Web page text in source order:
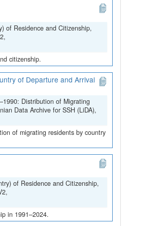
of Residence and Citizenship,
citizenship.
of Departure and Arrival
Distribution of Migrating
Data Archive for SSH (LiDA),
of migrating residents by country
of Residence and Citizenship,
in 1991–2024.